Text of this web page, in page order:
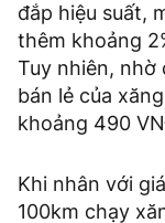
đắp hiệu suất,
thêm khoảng
Tuy nhiên, nhờ
bán lẻ của
khoảng 490
Khi nhân với
100km chạy